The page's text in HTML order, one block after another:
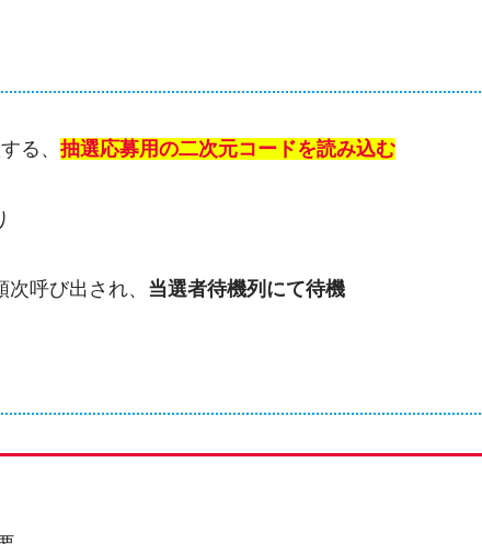
る、 抽選応募用の二次元コードを読み込む
呼び出され、 当選者待機列にて待機